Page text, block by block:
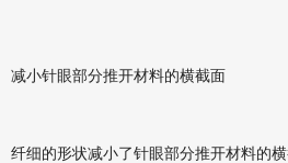
减小针眼部分推开材料的横截面
纤细的形状减小了针眼部分推开材料的